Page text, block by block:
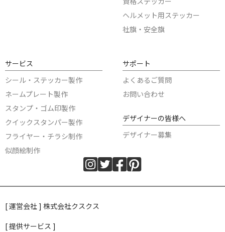
ヘルメット用ステッカー
社旗・安全旗
サービス
シール・ステッカー製作
ネームプレート製作
スタンプ・ゴム印製作
クイックスタンパー製作
フライヤー・チラシ制作
似顔絵制作
サポート
よくあるご質問
お問い合わせ
デザイナーの皆様へ
デザイナー募集
[ 運営会社 ] 株式会社クスクス
[ 提供サービス ]